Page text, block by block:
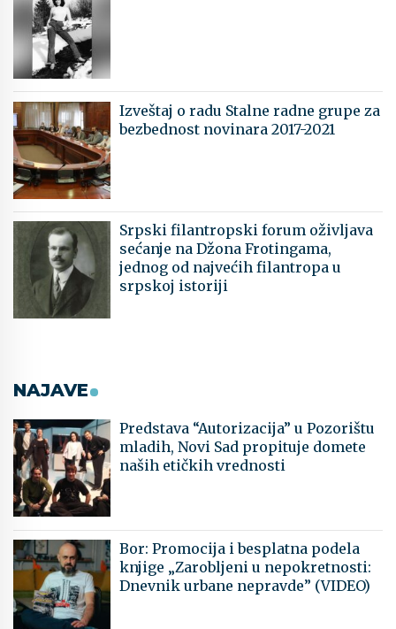
Izveštaj o radu Stalne radne grupe za
bezbednost novinara 2017-2021
Srpski filantropski forum oživljava
sećanje na Džona Frotingama,
jednog od najvećih filantropa u
srpskoj istoriji
NAJAVE
Predstava “Autorizacija” u Pozorištu
mladih, Novi Sad propituje domete
naših etičkih vrednosti
Bor: Promocija i besplatna podela
knjige „Zarobljeni u nepokretnosti:
Dnevnik urbane nepravde” (VIDEO)